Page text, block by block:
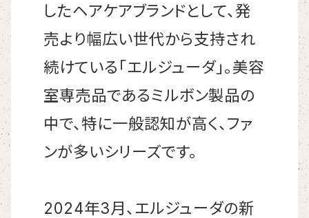
したヘアケアブランドとして、発
売より幅広い世代から支持され
続けている「エルジューダ」。美容
室専売品であるミルボン製品の
中で、特に一般認知が高く、ファ
ンが多いシリーズです。
2024年3月、エルジューダの新